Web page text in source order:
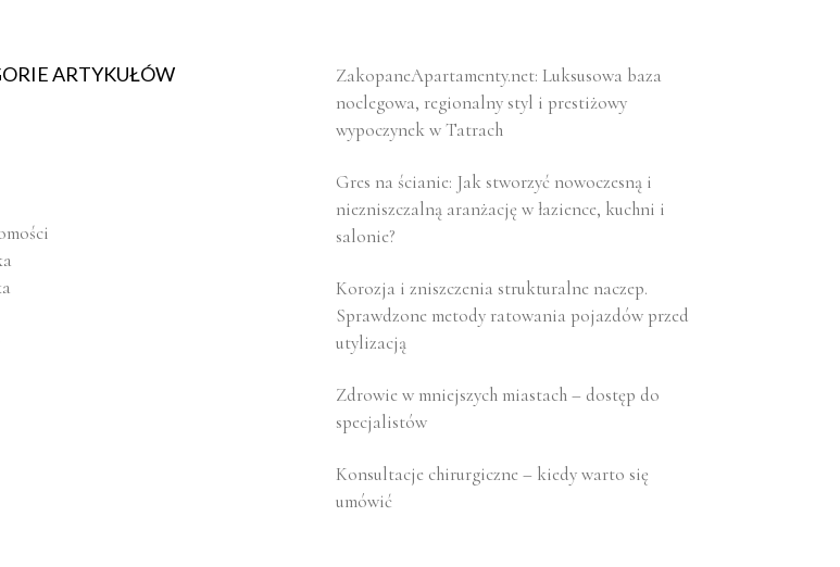
ARTYKUŁÓW
ZakopaneApartamenty.net: Luksusowa baza
noclegowa, regionalny styl i prestiżowy
wypoczynek w Tatrach
Gres na ścianie: Jak stworzyć nowoczesną i
niezniszczalną aranżację w łazience, kuchni i
salonie?
Korozja i zniszczenia strukturalne naczep.
Sprawdzone metody ratowania pojazdów przed
utylizacją
Zdrowie w mniejszych miastach – dostęp do
specjalistów
Konsultacje chirurgiczne – kiedy warto się
umówić